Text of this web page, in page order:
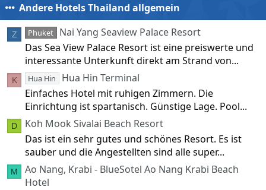
Andere Hotels Thailand allgemein
Z Phuket
Nai Yang Seaview Palace Resort
Das Sea View Palace Resort ist eine preiswerte und
interessante Unterkunft direkt am Strand von...
K Hua Hin
Hua Hin Terminal
Einfaches Hotel mit ruhigen Zimmern. Die
Einrichtung ist spartanisch. Günstige Lage. Pool...
D
Koh Mook Sivalai Beach Resort
Das ist ein sehr gutes und schönes Resort. Es ist
sauber und die Angestellten sind alle super...
M
Ao Nang, Krabi - BlueSotel Ao Nang Krabi Beach
Hotel